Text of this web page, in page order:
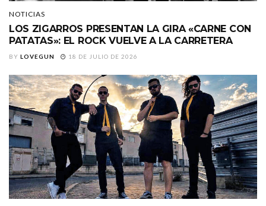
NOTICIAS
LOS ZIGARROS PRESENTAN LA GIRA «CARNE CON
PATATAS»: EL ROCK VUELVE A LA CARRETERA
BY LOVEGUN 18 DE JULIO DE 2026